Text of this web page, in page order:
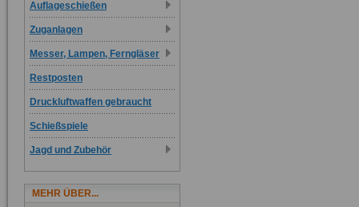
Auflageschießen
Zuganlagen
Messer, Lampen, Ferngläser
Restposten
Druckluftwaffen gebraucht
Schießspiele
Jagd und Zubehör
MEHR ÜBER...